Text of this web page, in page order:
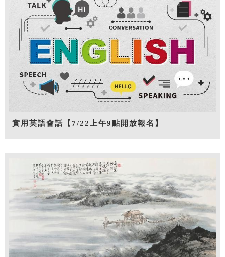
實用英語會話【7/22上午9點開放報名】